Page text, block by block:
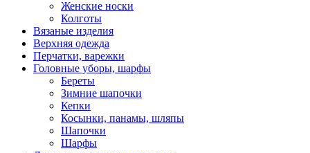
Женские носки
Колготы
Вязаные изделия
Верхняя одежда
Перчатки, варежки
Головные уборы, шарфы
Береты
Зимние шапочки
Кепки
Косынки, панамы, шляпы
Шапочки
Шарфы